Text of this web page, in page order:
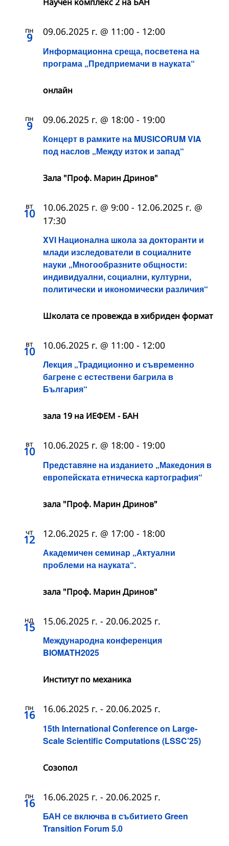
Научен комплекс 2 на БАН
пн
9
Информационна среща, посветена на
програма „Предприемачи в науката“
09.06.2025 г. @ 11:00 - 12:00
онлайн
пн
9
Концерт в рамките на MUSICORUM VIA
под наслов „Между изток и запад“
09.06.2025 г. @ 18:00 - 19:00
Зала "Проф. Марин Дринов"
вт
10
XVI Национална школа за докторанти и
млади изследователи в социалните
науки „Многообразните общности:
индивидуални, социални, културни,
политически и икономически различия“
10.06.2025 г. @ 9:00 - 12.06.2025 г. @
17:30
Школата се провежда в хибриден формат
вт
10
Лекция „Традиционно и съвременно
багрене с естествени багрила в
България“
10.06.2025 г. @ 11:00 - 12:00
зала 19 на ИЕФЕМ - БАН
вт
10
Представяне на изданието „Македония в
европейската етническа картография“
10.06.2025 г. @ 18:00 - 19:00
зала "Проф. Марин Дринов"
чт
12
Академичен семинар „Актуални
проблеми на науката“.
12.06.2025 г. @ 17:00 - 18:00
зала "Проф. Марин Дринов"
нд
15
Международна конференция
BIOMATH2025
15.06.2025 г. - 20.06.2025 г.
Институт по механика
пн
16
15th International Conference on Large-
Scale Scientific Computations (LSSC’25)
16.06.2025 г. - 20.06.2025 г.
Созопол
пн
16
БАН се включва в събитието Green
Transition Forum 5.0
16.06.2025 г. - 20.06.2025 г.